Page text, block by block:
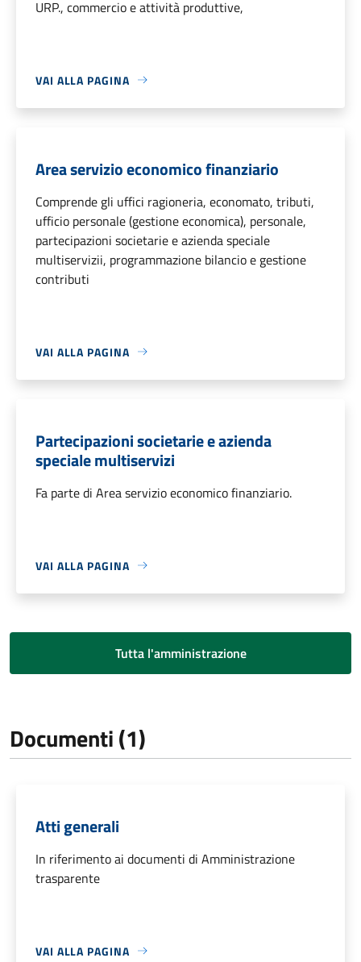
URP., commercio e attività produttive,
VAI ALLA PAGINA
Area servizio economico finanziario
Comprende gli uffici ragioneria, economato, tributi,
ufficio personale (gestione economica), personale,
partecipazioni societarie e azienda speciale
multiservizii, programmazione bilancio e gestione
contributi
VAI ALLA PAGINA
Partecipazioni societarie e azienda
speciale multiservizi
Fa parte di Area servizio economico finanziario.
VAI ALLA PAGINA
Tutta l'amministrazione
Documenti (1)
Atti generali
In riferimento ai documenti di Amministrazione
trasparente
VAI ALLA PAGINA